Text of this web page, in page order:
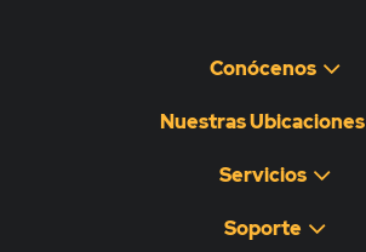
Conócenos
Nuestras Ubicaciones
Servicios
Soporte